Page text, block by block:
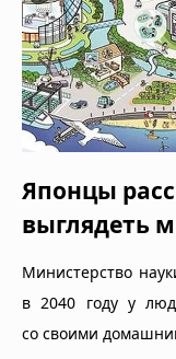
Японцы
выглядеть
Министерство
в 2040 году у
со своими